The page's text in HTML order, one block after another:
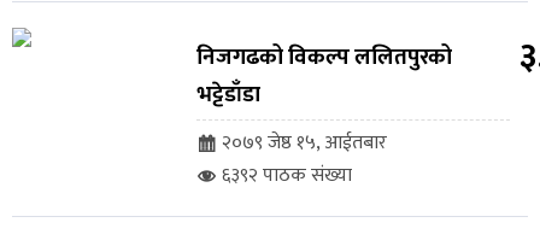
निजगढको विकल्प ललितपुरको
भट्टेडाँडा
२०७९ जेष्ठ १५, आईतबार
६३९२ पाठक संख्या